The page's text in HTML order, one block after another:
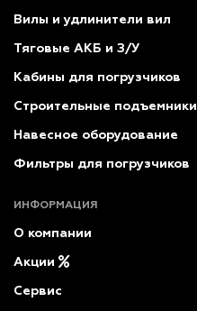
Вилы и удлинители вил
Тяговые АКБ и З/У
Кабины для погрузчиков
Строительные подъемники
Навесное оборудование
Фильтры для погрузчиков
ИНФОРМАЦИЯ
О компании
Акции
Сервис